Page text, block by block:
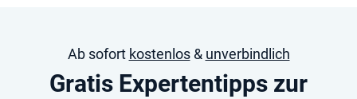
Ab sofort kostenlos& unverbindlich
Gratis Expertentipps zur